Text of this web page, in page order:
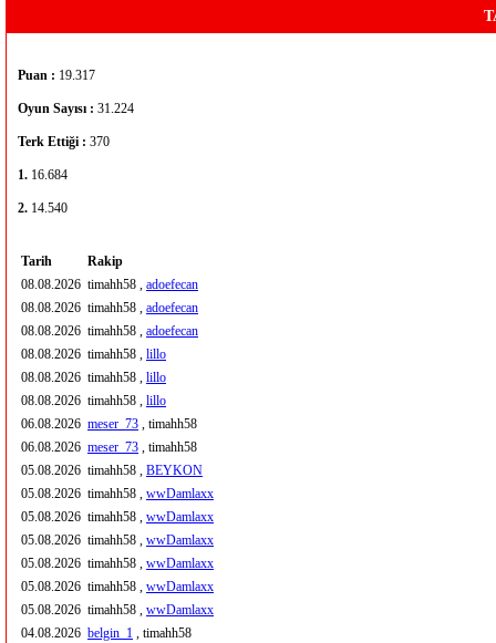
Puan : 19.317
Oyun Sayısı : 31.224
Terk Ettiği : 370
1. 16.684
2. 14.540
Tarih
Rakip
08.08.2026 timahh58 , adoefecan
08.08.2026 timahh58 , adoefecan
08.08.2026 timahh58 , adoefecan
08.08.2026 timahh58 , lillo
08.08.2026 timahh58 , lillo
08.08.2026 timahh58 , lillo
06.08.2026 meser_73 , timahh58
06.08.2026 meser_73 , timahh58
05.08.2026 timahh58 , BEYKON
05.08.2026 timahh58 , wwDamlaxx
05.08.2026 timahh58 , wwDamlaxx
05.08.2026 timahh58 , wwDamlaxx
05.08.2026 timahh58 , wwDamlaxx
05.08.2026 timahh58 , wwDamlaxx
05.08.2026 timahh58 , wwDamlaxx
04.08.2026 belgin_1 , timahh58